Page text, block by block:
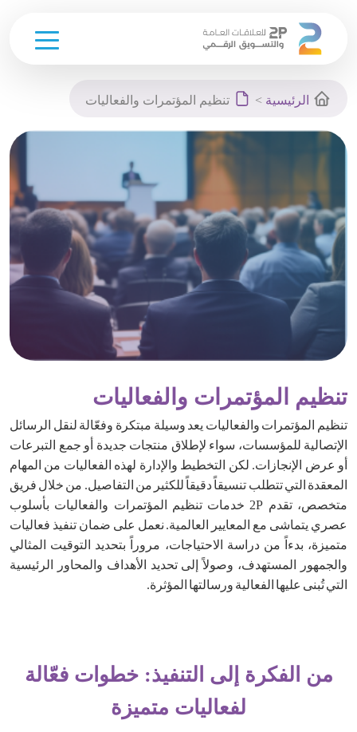
الرئيسية > تنظيم المؤتمرات والفعاليات
تنظيم المؤتمرات والفعاليات
تنظيم المؤتمرات والفعاليات يعد وسيلة مبتكرة وفعّالة لنقل الرسائل
الإتصالية للمؤسسات، سواء لإطلاق منتجات جديدة أو جمع التبرعات
أو عرض الإنجازات. لكن التخطيط والإدارة لهذه الفعاليات من المهام
المعقدة التي تتطلب تنسيقاً دقيقاً للكثير من التفاصيل. من خلال فريق
متخصص، تقدم 2P خدمات تنظيم المؤتمرات والفعاليات بأسلوب
عصري يتماشى مع المعايير العالمية. نعمل على ضمان تنفيذ فعاليات
متميزة، بدءاً من دراسة الاحتياجات، مروراً بتحديد التوقيت المثالي
والجمهور المستهدف، وصولاً إلى تحديد الأهداف والمحاور الرئيسية
التي تُبنى عليها الفعالية ورسالتها المؤثرة.
من الفكرة إلى التنفيذ: خطوات فعّالة
لفعاليات متميزة